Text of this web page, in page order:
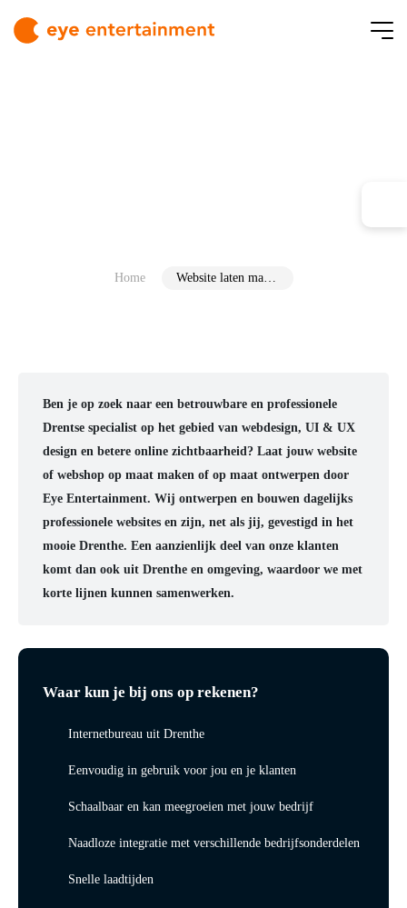
Home Website laten maken in Drenthe
Ben je op zoek naar een betrouwbare en professionele
Drentse specialist op het gebied van webdesign, UI & UX
design en betere online zichtbaarheid? Laat jouw website
of webshop op maat maken of op maat ontwerpen door
Eye Entertainment. Wij ontwerpen en bouwen dagelijks
professionele websites en zijn, net als jij, gevestigd in het
mooie Drenthe. Een aanzienlijk deel van onze klanten
komt dan ook uit Drenthe en omgeving, waardoor we met
korte lijnen kunnen samenwerken.
Waar kun je bij ons op rekenen?
Internetbureau uit Drenthe
Eenvoudig in gebruik voor jou en je klanten
Schaalbaar en kan meegroeien met jouw bedrijf
Naadloze integratie met verschillende bedrijfsonderdelen
Snelle laadtijden